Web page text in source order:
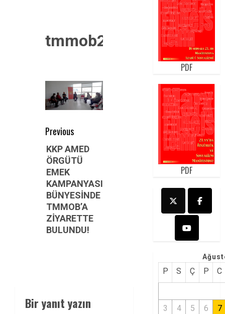
tmmob2
Post
navigation
Previous
Previous
post:
KKP AMED
ÖRGÜTÜ
EMEK
KAMPANYASI
BÜNYESİNDE
TMMOB’A
ZİYARETTE
BULUNDU!
Bir yanıt yazın
PDF
PDF
P S Ç P C
3 4 5 6
7